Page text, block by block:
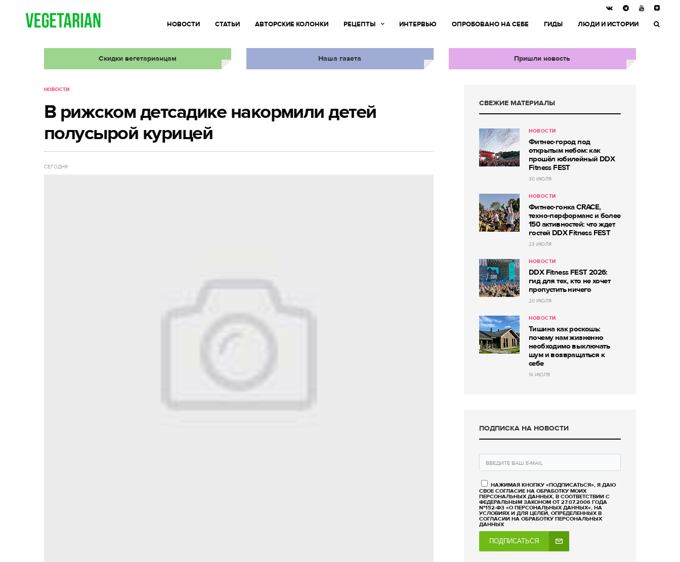
НОВОСТИ СТАТЬИ АВТОРСКИЕ КОЛОНКИ РЕЦЕПТЫ ИНТЕРВЬЮ ОПРОБОВАНО НА СЕБЕ ГИДЫ ЛЮДИ И ИСТОРИИ
Скидки вегетарианцам Наша газета Пришли новость
НОВОСТИ
В рижском детсадике накормили детей
полусырой курицей
СЕГОДНЯ
СВЕЖИЕ МАТЕРИАЛЫ
НОВОСТИ
Фитнес-город под
открытым небом: как
прошёл юбилейный DDX
Fitness FEST
30 ИЮЛЯ
НОВОСТИ
Фитнес-гонка CRACE,
техно-перформанс и более
150 активностей: что ждет
гостей DDX Fitness FEST
23 ИЮЛЯ
НОВОСТИ
DDX Fitness FEST 2026:
гид для тех, кто не хочет
пропустить ничего
20 ИЮЛЯ
НОВОСТИ
Тишина как роскошь:
почему нам жизненно
необходимо выключать
шум и возвращаться к
себе
14 ИЮЛЯ
ПОДПИСКА НА НОВОСТИ
НАЖИМАЯ КНОПКУ «ПОДПИСАТЬСЯ», Я ДАЮ
СВОЕ СОГЛАСИЕ НА ОБРАБОТКУ МОИХ
ПЕРСОНАЛЬНЫХ ДАННЫХ, В СООТВЕТСТВИИ С
ФЕДЕРАЛЬНЫМ ЗАКОНОМ ОТ 27.07.2006 ГОДА
№152-ФЗ «О ПЕРСОНАЛЬНЫХ ДАННЫХ», НА
УСЛОВИЯХ И ДЛЯ ЦЕЛЕЙ, ОПРЕДЕЛЕННЫХ В
СОГЛАСИИ НА ОБРАБОТКУ ПЕРСОНАЛЬНЫХ
ДАННЫХ
ПОДПИСАТЬСЯ